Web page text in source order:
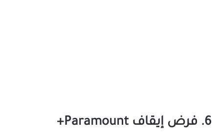
6. فرض إيقاف Paramount+